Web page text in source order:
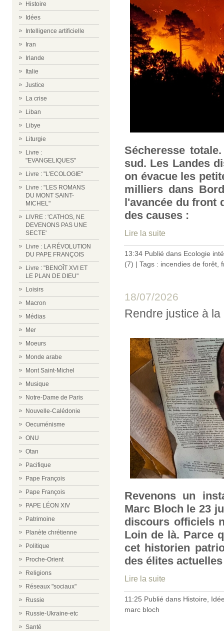
Histoire
Idées
Intelligence artificielle
Iran
Irlande
Italie
Justice
La crise
Liban
Libye
Liturgie
Livre :
"EVANGELIQUES"
Livre : "L'ECOLOGIE"
Livre : "LES ROMANS
DU MONT SAINT-
MICHEL"
LIVRE : 'CATHOS, NE
DEVENONS PAS UNE
SECTE'
Livre : LA RÉVOLUTION
DU PAPE FRANÇOIS
Livre : "BENOÎT XVI ET
LE PLAN DE DIEU"
Loisirs
Macron
Médias
Mer
Moeurs
Monde arabe
Mont Saint-Michel
Musique
Notre-Dame de Paris
Nouvelle-Calédonie
Oecuménisme
ONU
Otan
Pacifique
Pape François
Pape François
PAPE LÉON XIV
Patrimoine
Planète chrétienne
Politique
Proche-Orient
Religions
Réseaux "sociaux"
Russie
Russie-Ukraine-etc
Santé
Sécheresse
sud. Les Landes
on évacue les
milliers dans
l'avancée du front
des causes :
Lire la suite
13:34 Publié dans Ecologie
(7) | Tags : incendies de forêt
18/07/2026
Rendre justice à
Revenons un
Marc Bloch le 23
discours officiels
Loin de là. Parce
cet historien
des élites
Lire la suite
11:25 Publié dans Histoire,
marc bloch